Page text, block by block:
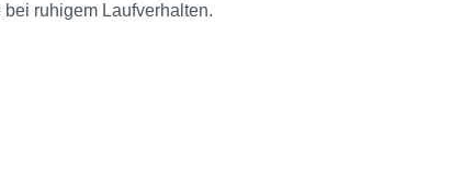
ruhigem Laufverhalten.